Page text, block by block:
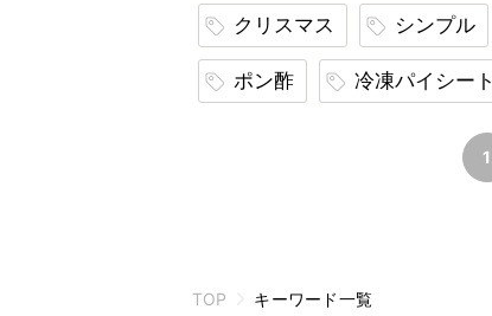
クリスマス シンプル
ポン酢 冷凍パイシート
1
TOP キーワード一覧